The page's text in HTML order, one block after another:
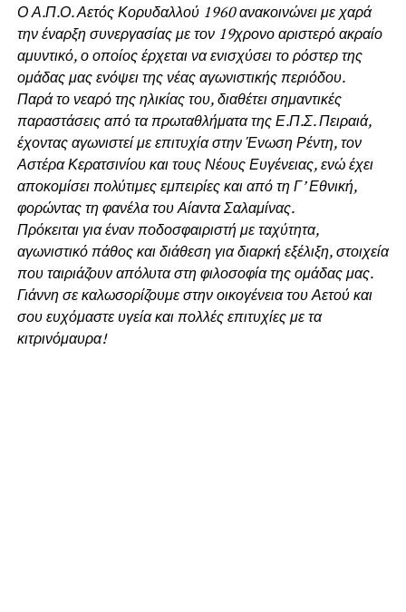
Ο Α.Π.Ο. Αετός Κορυδαλλού 1960 ανακοινώνει με χαρά
την έναρξη συνεργασίας με τον 19χρονο αριστερό ακραίο
αμυντικό, ο οποίος έρχεται να ενισχύσει το ρόστερ της
ομάδας μας ενόψει της νέας αγωνιστικής περιόδου.
Παρά το νεαρό της ηλικίας του, διαθέτει σημαντικές
παραστάσεις από τα πρωταθλήματα της Ε.Π.Σ. Πειραιά,
έχοντας αγωνιστεί με επιτυχία στην Ένωση Ρέντη, τον
Αστέρα Κερατσινίου και τους Νέους Ευγένειας, ενώ έχει
αποκομίσει πολύτιμες εμπειρίες και από τη Γ’ Εθνική,
φορώντας τη φανέλα του Αίαντα Σαλαμίνας.
Πρόκειται για έναν ποδοσφαιριστή με ταχύτητα,
αγωνιστικό πάθος και διάθεση για διαρκή εξέλιξη, στοιχεία
που ταιριάζουν απόλυτα στη φιλοσοφία της ομάδας μας.
Γιάννη σε καλωσορίζουμε στην οικογένεια του Αετού και
σου ευχόμαστε υγεία και πολλές επιτυχίες με τα
κιτρινόμαυρα!